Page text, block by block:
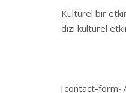
Kültürel bir
dizi kültürel
[contact-form-7